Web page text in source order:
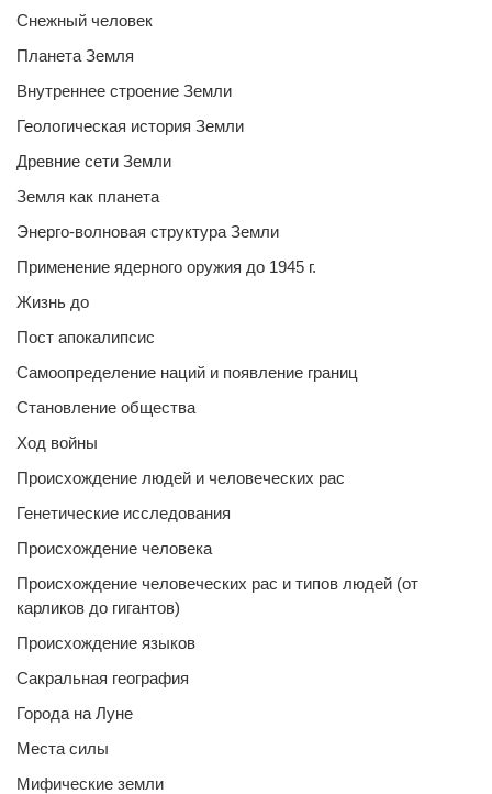
Снежный человек
Планета Земля
Внутреннее строение Земли
Геологическая история Земли
Древние сети Земли
Земля как планета
Энерго-волновая структура Земли
Применение ядерного оружия до 1945 г.
Жизнь до
Пост апокалипсис
Самоопределение наций и появление границ
Становление общества
Ход войны
Происхождение людей и человеческих рас
Генетические исследования
Происхождение человека
Происхождение человеческих рас и типов людей (от
карликов до гигантов)
Происхождение языков
Сакральная география
Города на Луне
Места силы
Мифические земли